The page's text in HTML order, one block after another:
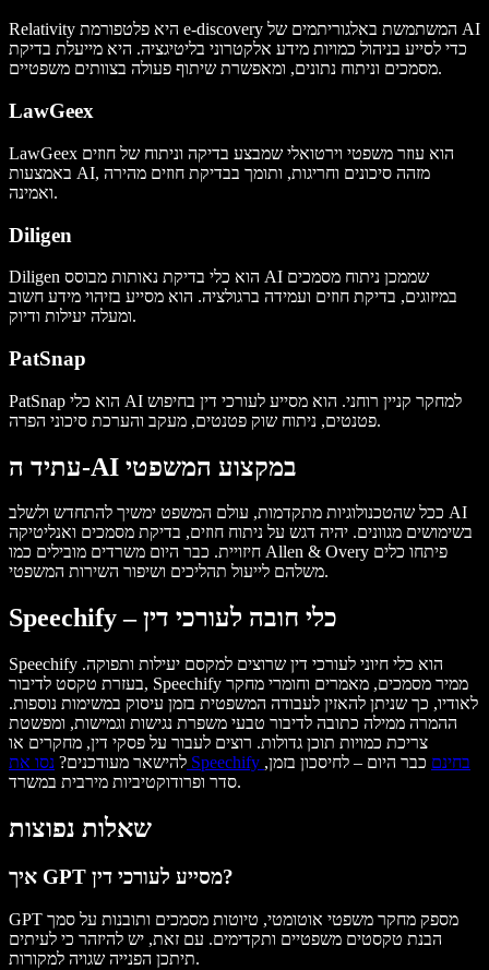
Relativity היא פלטפורמת e-discovery המשתמשת באלגוריתמים של AI
כדי לסייע בניהול כמויות מידע אלקטרוני בליטיגציה. היא מייעלת בדיקת
מסמכים וניתוח נתונים, ומאפשרת שיתוף פעולה בצוותים משפטיים.
LawGeex
LawGeex הוא עוזר משפטי וירטואלי שמבצע בדיקה וניתוח של חוזים
באמצעות AI, מזהה סיכונים וחריגות, ותומך בבדיקת חוזים מהירה
ואמינה.
Diligen
Diligen הוא כלי בדיקת נאותות מבוסס AI שממכן ניתוח מסמכים
במיזוגים, בדיקת חוזים ועמידה ברגולציה. הוא מסייע בזיהוי מידע חשוב
ומעלה יעילות ודיוק.
PatSnap
PatSnap הוא כלי AI למחקר קניין רוחני. הוא מסייע לעורכי דין בחיפוש
פטנטים, ניתוח שוק פטנטים, מעקב והערכת סיכוני הפרה.
עתיד ה-AI במקצוע המשפטי
ככל שהטכנולוגיות מתקדמות, עולם המשפט ימשיך להתחדש ולשלב AI
בשימושים מגוונים. יהיה דגש על ניתוח חוזים, בדיקת מסמכים ואנליטיקה
חיזויית. כבר היום משרדים מובילים כמו Allen & Overy פיתחו כלים
משלהם לייעול תהליכים ושיפור השירות המשפטי.
Speechify – כלי חובה לעורכי דין
Speechify הוא כלי חיוני לעורכי דין שרוצים למקסם יעילות ותפוקה.
בעזרת טקסט לדיבור, Speechify ממיר מסמכים, מאמרים וחומרי מחקר
לאודיו, כך שניתן להאזין לעבודה המשפטית בזמן עיסוק במשימות נוספות.
ההמרה ממילה כתובה לדיבור טבעי משפרת נגישות וגמישות, ומפשטת
צריכת כמויות תוכן גדולות. רוצים לעבור על פסקי דין, מחקרים או
להישאר מעודכנים?
נסו את Speechify בחינם כבר היום – לחיסכון בזמן,
סדר ופרודוקטיביות מירבית במשרד.
שאלות נפוצות
איך GPT מסייע לעורכי דין?
GPT מספק מחקר משפטי אוטומטי, טיוטות מסמכים ותובנות על סמך
הבנת טקסטים משפטיים ותקדימים. עם זאת, יש להיזהר כי לעיתים
תיתכן הפנייה שגויה למקורות.